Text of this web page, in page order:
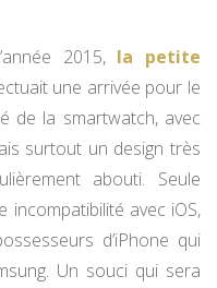
2015, la petite
une arrivée pour le
de la smartwatch, avec
surtout un design très
abouti. Seule
avec iOS,
d’iPhone qui
Un souci qui sera